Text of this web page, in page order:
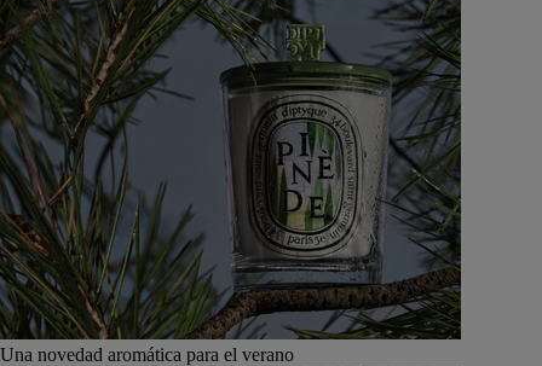
Una novedad aromática para el verano